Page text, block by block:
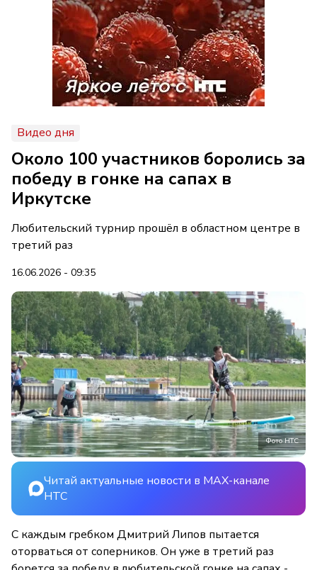
Видео дня
Около 100 участников боролись за
победу в гонке на сапах в
Иркутске
Любительский турнир прошёл в областном центре в
третий раз
16.06.2026 - 09:35
Фото НТС
Читай актуальные новости в MAX-канале
НТС
С каждым гребком Дмитрий Липов пытается
оторваться от соперников. Он уже в третий раз